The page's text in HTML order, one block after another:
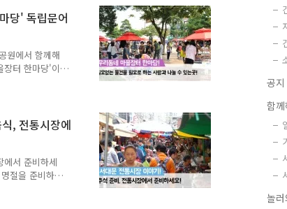
기 위해 노력하
병신년 설맞
~ 17:00 참
당' 독립문어
원에서 함께해
터 한마당'이
연과 이벤트
!! 지기와 함께
토) 11:00 ~
: 천연동주민
연, 체험코너
, 전통시장에
서 준비하세
절을 준비하는
요즘, 추석 준
전통시장이 많
공지
함
놀